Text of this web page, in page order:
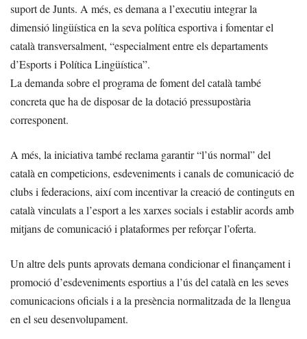
suport de Junts. A més, es demana a l’executiu integrar la
dimensió lingüística en la seva política esportiva i fomentar el
català transversalment, “especialment entre els departaments
d’Esports i Política Lingüística”.
La demanda sobre el programa de foment del català també
concreta que ha de disposar de la dotació pressupostària
corresponent.
A més, la iniciativa també reclama garantir “l’ús normal” del
català en competicions, esdeveniments i canals de comunicació de
clubs i federacions, així com incentivar la creació de continguts en
català vinculats a l’esport a les xarxes socials i establir acords amb
mitjans de comunicació i plataformes per reforçar l’oferta.
Un altre dels punts aprovats demana condicionar el finançament i
promoció d’esdeveniments esportius a l’ús del català en les seves
comunicacions oficials i a la presència normalitzada de la llengua
en el seu desenvolupament.